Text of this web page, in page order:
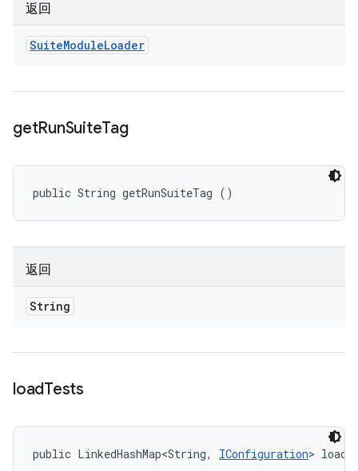
返回
SuiteModuleLoader
getRunSuiteTag
public String getRunSuiteTag ()
返回
String
loadTests
public LinkedHashMap<String, IConfiguration>